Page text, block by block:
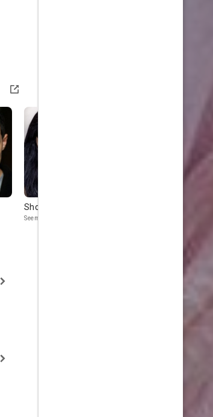
Shobu Kapoor
Seema